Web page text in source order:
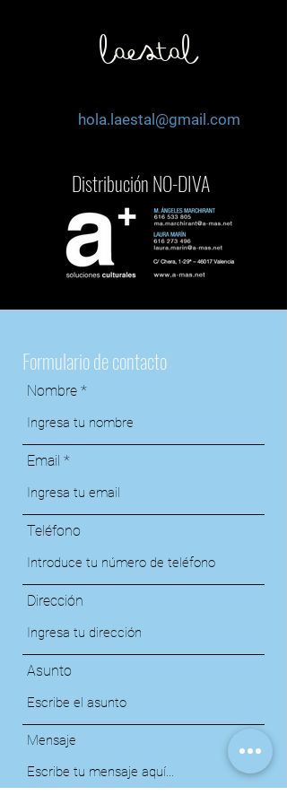
laestal
hola.laestal@gmail.com
Distribución NO-DIVA
Formulario de contacto
Nombre
Email
Teléfono
Dirección
Asunto
Mensaje